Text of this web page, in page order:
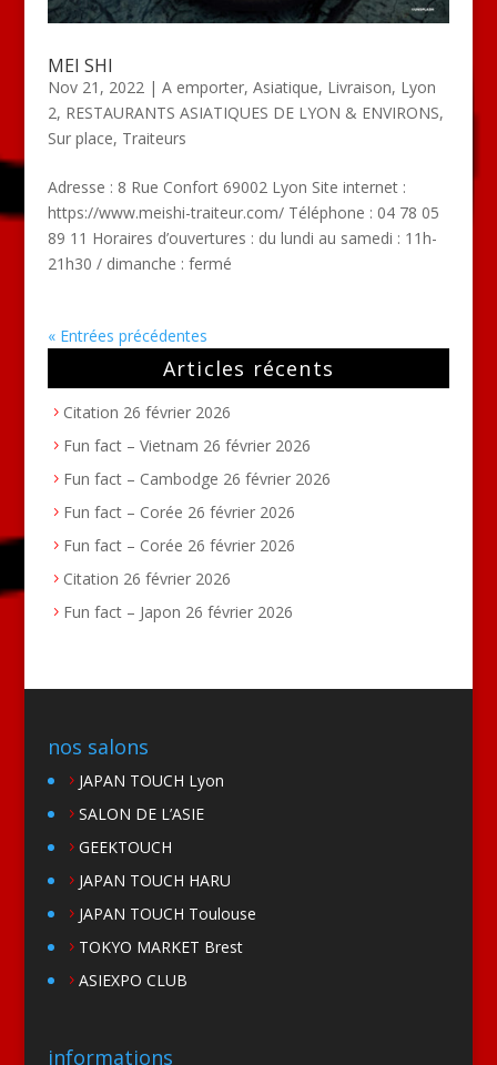
MEI SHI
Nov 21, 2022 | A emporter, Asiatique, Livraison, Lyon
2, RESTAURANTS ASIATIQUES DE LYON & ENVIRONS,
Sur place, Traiteurs
Adresse : 8 Rue Confort 69002 Lyon Site internet :
https://www.meishi-traiteur.com/ Téléphone : 04 78 05
89 11 Horaires d’ouvertures : du lundi au samedi : 11h-
21h30 / dimanche : fermé
« Entrées précédentes
Articles récents
Citation 26 février 2026
Fun fact – Vietnam 26 février 2026
Fun fact – Cambodge 26 février 2026
Fun fact – Corée 26 février 2026
Fun fact – Corée 26 février 2026
Citation 26 février 2026
Fun fact – Japon 26 février 2026
nos salons
JAPAN TOUCH Lyon
SALON DE L’ASIE
GEEKTOUCH
JAPAN TOUCH HARU
JAPAN TOUCH Toulouse
TOKYO MARKET Brest
ASIEXPO CLUB
informations